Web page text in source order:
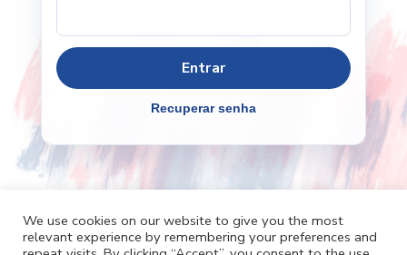
Recuperar senha
Cafh.org Cafh App
Contatos
We use cookies on our website to give you the most
relevant experience by remembering your preferences and